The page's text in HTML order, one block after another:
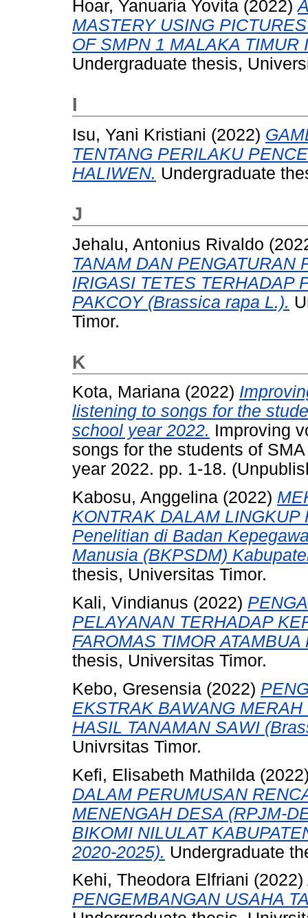
Hoar, Yanuaria Yovita (2022)
MASTERY USING
OF SMPN 1 MALAKA
Undergraduate thesis,
I
Isu, Yani Kristiani (2022)
TENTANG PERILAKU
HALIWEN. Undergraduate
J
Jehalu, Antonius Rivaldo
TANAM DAN PENGATURAN
IRIGASI TETES TERHADAP
PAKCOY (Brassica rapa L.).
Timor.
K
Kota, Mariana (2022)
listening to songs for the
school year 2022. Improving
songs for the students of
year 2022. pp. 1-18.
Kabosu, Anggelina (2022)
KONTRAK DALAM
Penelitian di Badan
Manusia (BKPSDM)
thesis, Universitas Timor.
Kali, Vindianus (2022)
PELAYANAN TERHADAP
FAROMAS TIMOR
thesis, Universitas Timor.
Kebo, Gresensia (2022)
EKSTRAK BAWANG
HASIL TANAMAN SAWI
Univrsitas Timor.
Kefi, Elisabeth Mathilda
DALAM PERUMUSAN
MENENGAH DESA (RPJM-
BIKOMI NILULAT
2020-2025). Undergraduate
Kehi, Theodora Elfriani (2022)
PENGEMBANGAN USAHA